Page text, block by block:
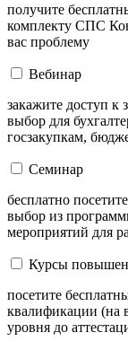
получите
комплекту СПС
вас проблему
Вебинар
закажите доступ к
выбор для
госзакупкам,
Семинар
бесплатно
выбор из
мероприятий для
Курсы
посетите
квалификации (на
уровня до